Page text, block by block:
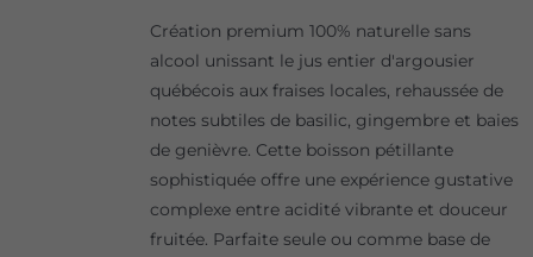
Création premium 100% naturelle sans
alcool unissant le jus entier d'argousier
québécois aux fraises locales, rehaussée de
notes subtiles de basilic, gingembre et baies
de genièvre. Cette boisson pétillante
sophistiquée offre une expérience gustative
complexe entre acidité vibrante et douceur
fruitée. Parfaite seule ou comme base de